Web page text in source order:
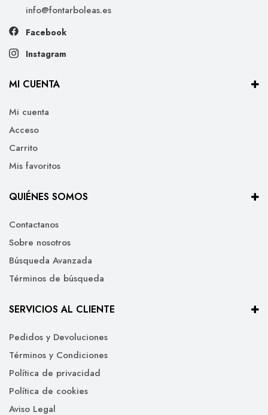
info@fontarboleas.es
Facebook
Instagram
MI CUENTA
Mi cuenta
Acceso
Carrito
Mis favoritos
QUIÉNES SOMOS
Contactanos
Sobre nosotros
Búsqueda Avanzada
Términos de búsqueda
SERVICIOS AL CLIENTE
Pedidos y Devoluciones
Términos y Condiciones
Política de privacidad
Política de cookies
Aviso Legal